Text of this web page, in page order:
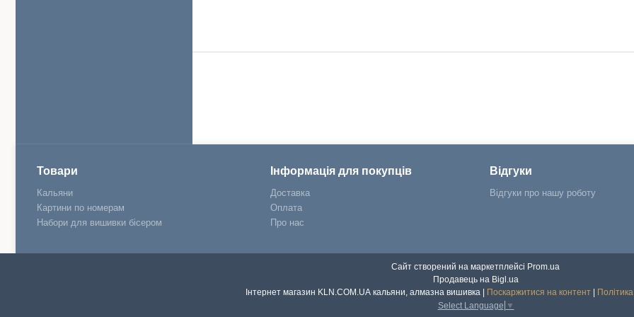
Товари
Кальяни
Картини по номерам
Набори для вишивки бісером
Інформація для покупців
Доставка
Оплата
Про нас
Відгуки
Відгуки про нашу роботу
Сайт створений на маркетплейсі Prom.ua
Продавець на Bigl.ua
Поскаржитися на контент
Select Language ▼